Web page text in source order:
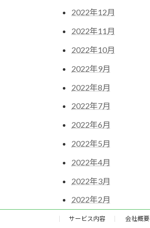
2022年12月
2022年11月
2022年10月
2022年9月
2022年8月
2022年7月
2022年6月
2022年5月
2022年4月
2022年3月
2022年2月
サービス内容 会社概要